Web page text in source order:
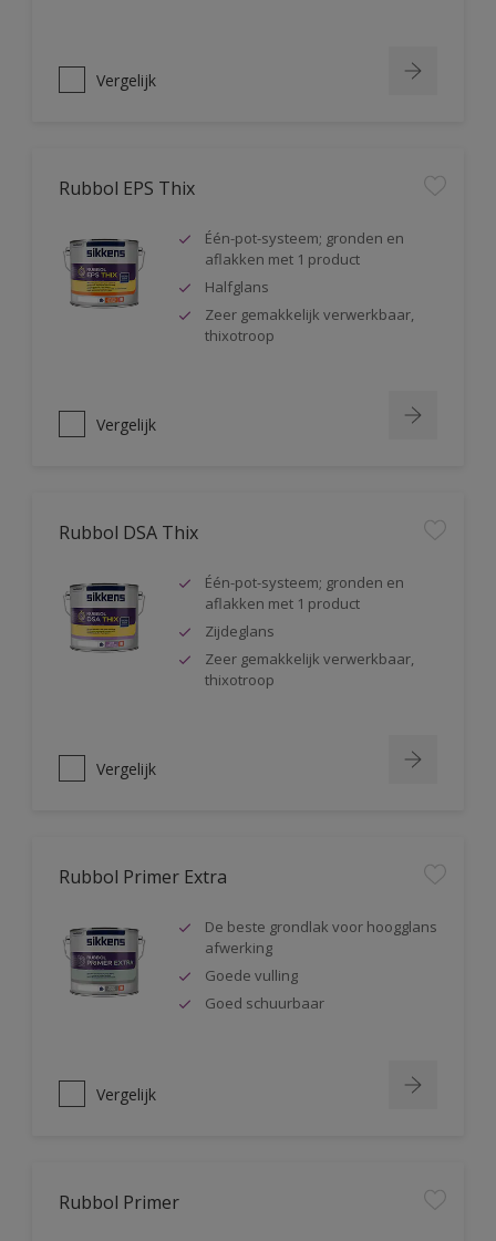
Vergelijk
Rubbol EPS Thix
Één-pot-systeem; gronden en
aflakken met 1 product
Halfglans
Zeer gemakkelijk verwerkbaar,
thixotroop
Vergelijk
Rubbol DSA Thix
Één-pot-systeem; gronden en
aflakken met 1 product
Zijdeglans
Zeer gemakkelijk verwerkbaar,
thixotroop
Vergelijk
Rubbol Primer Extra
De beste grondlak voor hoogglans
afwerking
Goede vulling
Goed schuurbaar
Vergelijk
Rubbol Primer